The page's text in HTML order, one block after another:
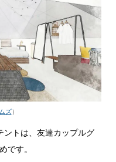
ズ）
ントは、友達カップルグ
です。